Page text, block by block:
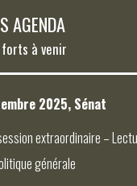
AGENDA
forts à venir
2025, Sénat
extraordinaire –
générale